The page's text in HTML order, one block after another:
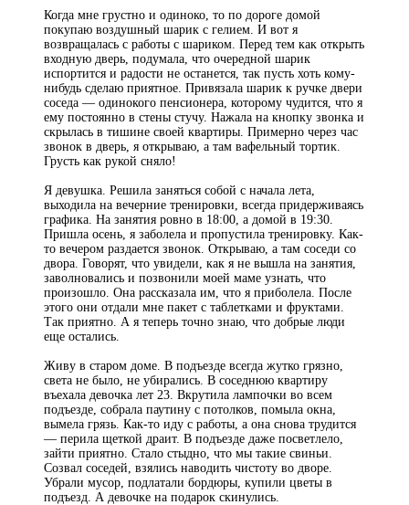
Когда мне грустно и одиноко, то по дороге домой
покупаю воздушный шарик с гелием. И вот я
возвращалась с работы с шариком. Перед тем как открыть
входную дверь, подумала, что очередной шарик
испортится и радости не останется, так пусть хоть кому-
нибудь сделаю приятное. Привязала шарик к ручке двери
соседа — одинокого пенсионера, которому чудится, что я
ему постоянно в стены стучу. Нажала на кнопку звонка и
скрылась в тишине своей квартиры. Примерно через час
звонок в дверь, я открываю, а там вафельный тортик.
Грусть как рукой сняло!
Я девушка. Решила заняться собой с начала лета,
выходила на вечерние тренировки, всегда придерживаясь
графика. На занятия ровно в 18:00, а домой в 19:30.
Пришла осень, я заболела и пропустила тренировку. Как-
то вечером раздается звонок. Открываю, а там соседи со
двора. Говорят, что увидели, как я не вышла на занятия,
заволновались и позвонили моей маме узнать, что
произошло. Она рассказала им, что я приболела. После
этого они отдали мне пакет с таблетками и фруктами.
Так приятно. А я теперь точно знаю, что добрые люди
еще остались.
Живу в старом доме. В подъезде всегда жутко грязно,
света не было, не убирались. В соседнюю квартиру
въехала девочка лет 23. Вкрутила лампочки во всем
подъезде, собрала паутину с потолков, помыла окна,
вымела грязь. Как-то иду с работы, а она снова трудится
— перила щеткой драит. В подъезде даже посветлело,
зайти приятно. Стало стыдно, что мы такие свиньи.
Созвал соседей, взялись наводить чистоту во дворе.
Убрали мусор, подлатали бордюры, купили цветы в
подъезд. А девочке на подарок скинулись.